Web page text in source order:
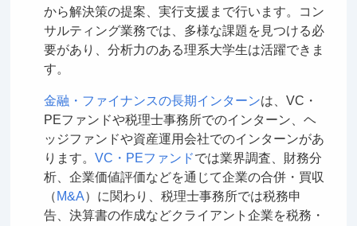
から解決策の提案、実行支援まで行います。コン
サルティング業務では、多様な課題を見つける必
要があり、分析力のある理系大学生は活躍できま
す。
金融・ファイナンスの長期インターンは、VC・
PEファンドや税理士事務所でのインターン、ヘ
ッジファンドや資産運用会社でのインターンがあ
ります。 VC・PEファンドでは業界調査、財務分
析、企業価値評価などを通じて企業の合併・買収
（ M&A）に関わり、税理士事務所では税務申
告、決算書の作成などクライアント企業を税務・